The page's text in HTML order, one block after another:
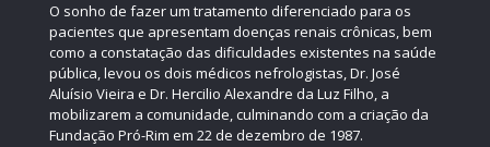
O sonho de fazer um tratamento diferenciado para os
pacientes que apresentam doenças renais crônicas, bem
como a constatação das dificuldades existentes na saúde
pública, levou os dois médicos nefrologistas, Dr. José
Aluísio Vieira e Dr. Hercilio Alexandre da Luz Filho, a
mobilizarem a comunidade, culminando com a criação da
Fundação Pró-Rim em 22 de dezembro de 1987.